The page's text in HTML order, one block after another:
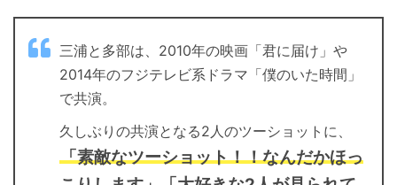
三浦と多部は、2010年の映画「君に届け」や
2014年のフジテレビ系ドラマ「僕のいた時間」
で共演。
久しぶりの共演となる2人のツーショットに、
「素敵なツーショット！！なんだかほっ